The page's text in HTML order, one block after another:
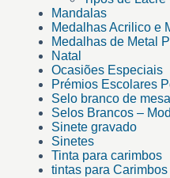
Mandalas
Medalhas Acrilico e
Medalhas de Metal
Natal
Ocasiões Especiais
Prémios Escolares
Selo branco de mesa
Selos Brancos –
Sinete gravado
Sinetes
Tinta para carimbos
tintas para Carimbos